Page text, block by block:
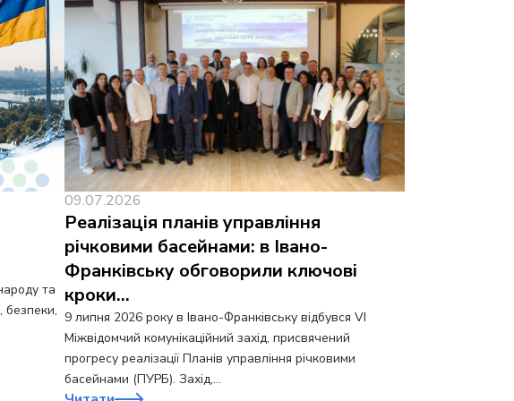
та
безпеки,
09.07.2026
Реалізація планів управління
річковими басейнами: в Івано-
Франківську обговорили ключові
кроки…
9 липня 2026 року в Івано-Франківську відбувся VI
Міжвідомчий комунікаційний захід, присвячений
прогресу реалізації Планів управління річковими
басейнами (ПУРБ). Захід,…